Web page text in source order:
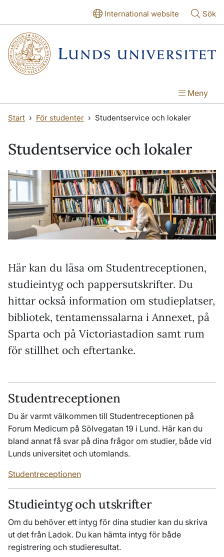
International website Sök
Meny
Start För studenter Studentservice och lokaler
Studentservice och lokaler
Här kan du läsa om Studentreceptionen,
studieintyg och pappersutskrifter. Du
hittar också information om studieplatser,
bibliotek, tentamenssalarna i Annexet, på
Sparta och på Victoriastadion samt rum
för stillhet och eftertanke.
Studentreceptionen
Du är varmt välkommen till Studentreceptionen på
Forum Medicum på Sölvegatan 19 i Lund. Här kan du
bland annat få svar på dina frågor om studier, både vid
Lunds universitet och utomlands.
Studentreceptionen
Studieintyg och utskrifter
Om du behöver ett intyg för dina studier kan du skriva
ut det från Ladok. Du kan hämta intyg för både
registrering och studieresultat.